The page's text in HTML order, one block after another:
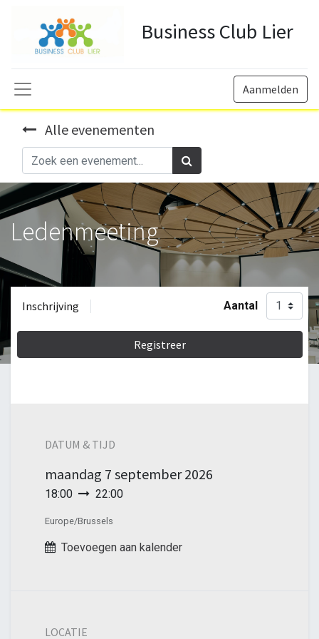
Business Club Lier
Aanmelden
Alle evenementen
Ledenmeeting
Inschrijving Aantal
Registreer
DATUM & TIJD
maandag 7 september 2026
18:00 22:00
Europe/Brussels
Toevoegen aan kalender
LOCATIE